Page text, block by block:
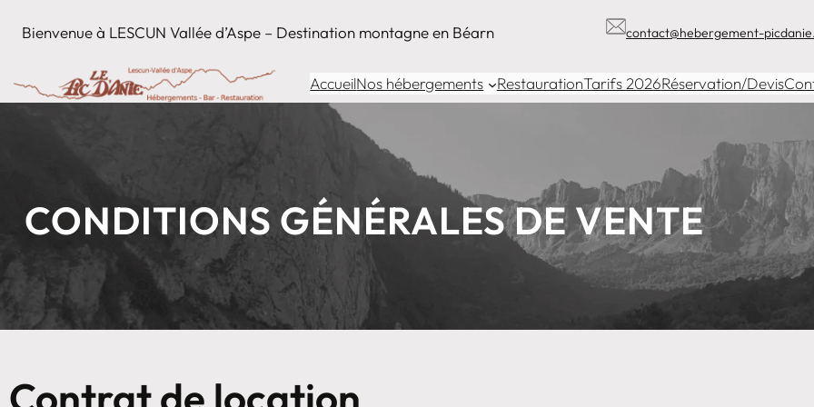
Bienvenue à LESCUN Vallée d’Aspe – Destination montagne en Béarn contact@hebergement-
AccueilNos hébergements RestaurationTarifs 2026Réservation/Devis
CONDITIONS GÉNÉRALES DE VENTE